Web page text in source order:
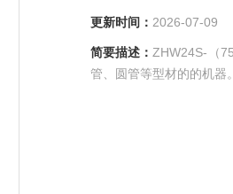
更新时间： 2026-07-09
简要描述： ZHW24S-（
管、圆管等型材的的机器。